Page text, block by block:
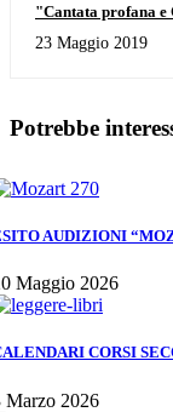
"Cantata profana e
Antica - venerdì 24
23 Maggio 2019
Potrebbe
AUDIZIONI
Maggio 2026
CORSI
Marzo 2026